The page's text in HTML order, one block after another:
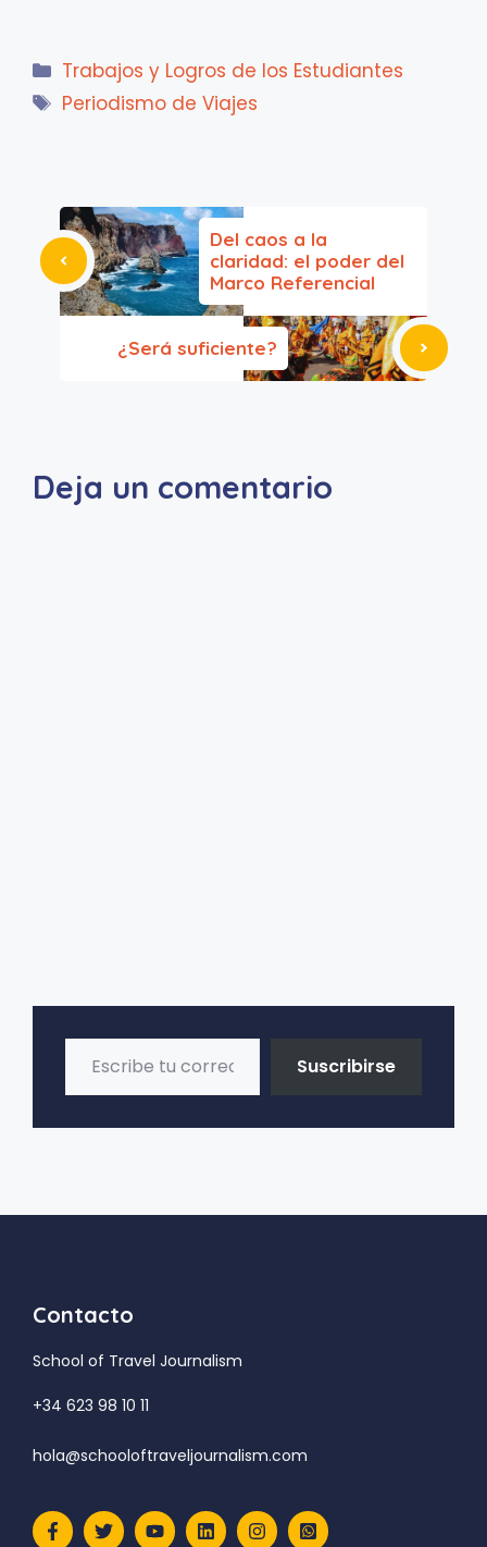
Categorías
Trabajos y Logros de los Estudiantes
Etiquetas
Periodismo de Viajes
Del caos a la
claridad: el poder del
Marco Referencial
¿Será suficiente?
Deja un comentario
Escribe tu correo electrónico…
Suscribirse
Contacto
School of Travel Journalism
+34 623 98 10 11
hola@schooloftraveljournalism.com